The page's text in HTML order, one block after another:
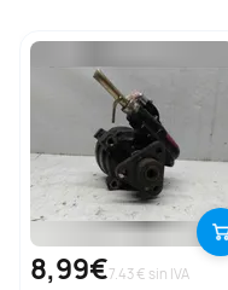
8,99€7.43 € sin IVA